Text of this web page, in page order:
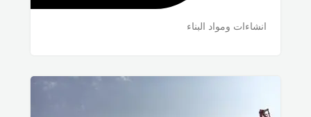
انشاءات ومواد البناء